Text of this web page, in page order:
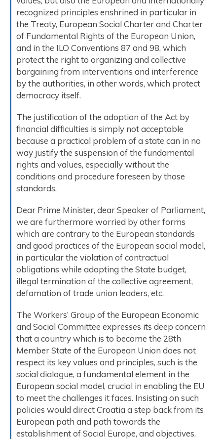
recognized principles enshrined in particular in
the Treaty, European Social Charter and Charter
of Fundamental Rights of the European Union,
and in the ILO Conventions 87 and 98, which
protect the right to organizing and collective
bargaining from interventions and interference
by the authorities, in other words, which protect
democracy itself.
The justification of the adoption of the Act by
financial difficulties is simply not acceptable
because a practical problem of a state can in no
way justify the suspension of the fundamental
rights and values, especially without the
conditions and procedure foreseen by those
standards.
Dear Prime Minister, dear Speaker of Parliament,
we are furthermore worried by other forms
which are contrary to the European standards
and good practices of the European social model,
in particular the violation of contractual
obligations while adopting the State budget,
illegal termination of the collective agreement,
defamation of trade union leaders, etc.
The Workers’ Group of the European Economic
and Social Committee expresses its deep concern
that a country which is to become the 28th
Member State of the European Union does not
respect its key values and principles, such is the
social dialogue, a fundamental element in the
European social model, crucial in enabling the EU
to meet the challenges it faces. Insisting on such
policies would direct Croatia a step back from its
European path and path towards the
establishment of Social Europe, and objectives,